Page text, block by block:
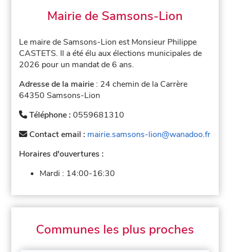
Mairie de Samsons-Lion
Le maire de Samsons-Lion est Monsieur Philippe
CASTETS. Il a été élu aux élections municipales de
2026 pour un mandat de 6 ans.
Adresse de la mairie : 24 chemin de la Carrère
64350 Samsons-Lion
Téléphone :0559681310
Contact email : mairie.samsons-lion@wanadoo.fr
Horaires d'ouvertures :
Mardi : 14:00-16:30
Communes les plus proches